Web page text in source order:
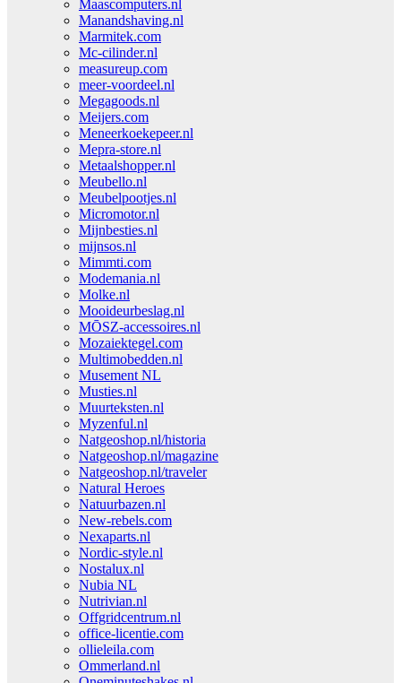
Maascomputers.nl
Manandshaving.nl
Marmitek.com
Mc-cilinder.nl
measureup.com
meer-voordeel.nl
Megagoods.nl
Meijers.com
Meneerkoekepeer.nl
Mepra-store.nl
Metaalshopper.nl
Meubello.nl
Meubelpootjes.nl
Micromotor.nl
Mijnbesties.nl
mijnsos.nl
Mimmti.com
Modemania.nl
Molke.nl
Mooideurbeslag.nl
MŌSZ-accessoires.nl
Mozaiektegel.com
Multimobedden.nl
Musement NL
Musties.nl
Muurteksten.nl
Myzenful.nl
Natgeoshop.nl/historia
Natgeoshop.nl/magazine
Natgeoshop.nl/traveler
Natural Heroes
Natuurbazen.nl
New-rebels.com
Nexaparts.nl
Nordic-style.nl
Nostalux.nl
Nubia NL
Nutrivian.nl
Offgridcentrum.nl
office-licentie.com
ollieleila.com
Ommerland.nl